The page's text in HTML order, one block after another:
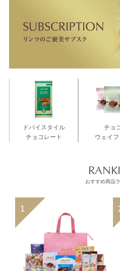
ドバイスタイル
チョコレート
チョ
ウェイ
おすすめ商品